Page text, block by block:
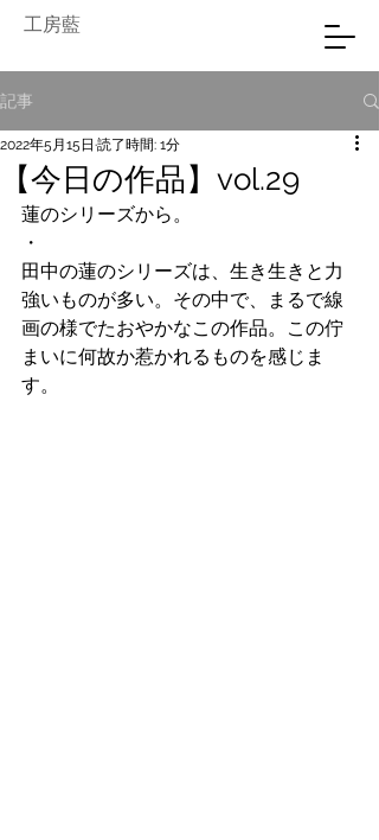
工房藍
記事
【今日の作品】vol.29
2022年5月15日 読了時間: 1分
蓮のシリーズから。
・
田中の蓮のシリーズは、生き生きと力
強いものが多い。その中で、まるで線
画の様でたおやかなこの作品。この佇
まいに何故か惹かれるものを感じま
す。